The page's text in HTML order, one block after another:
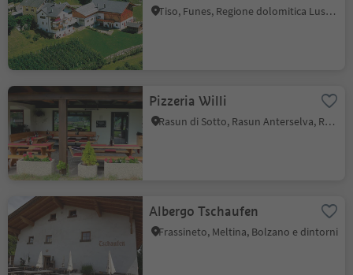
Tiso, Funes, Regione dolomitica Luson Val di Funes
Pizzeria Willi
Rasun di Sotto, Rasun Anterselva, Regione dolomitica Plan de Corones
Albergo Tschaufen
Frassineto, Meltina, Bolzano e dintorni